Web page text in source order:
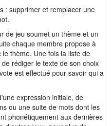
: supprimer et remplacer une
de jeu soumet un thème et un
chaque membre propose à
thème. Une fois la liste de
rédiger le texte de son choix
est effectué pour savoir qui a
expression initiale, de
ou une suite de mots dont les
phonétiquement aux dernières